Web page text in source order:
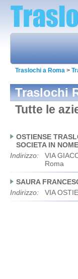
Traslochi a Roma >
Traslochi
Tutte le
OSTIENSE
SOCIETA IN
Indirizzo:
VIA
Roma
SAURA
Indirizzo:
VIA